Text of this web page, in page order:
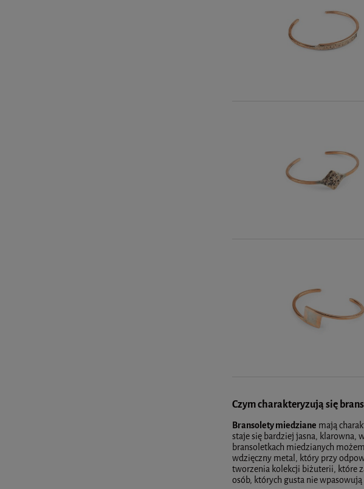
Czym charakteryzują się
Bransolety miedziane mają
staje się bardziej jasna, klarowna,
bransoletkach miedzianych
wdzięczny metal, który przy
tworzenia kolekcji biżuterii, które
osób, których gusta nie